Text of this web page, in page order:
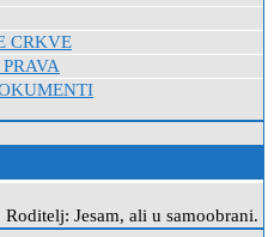
CRKVE
Jesam, ali u samoobrani.